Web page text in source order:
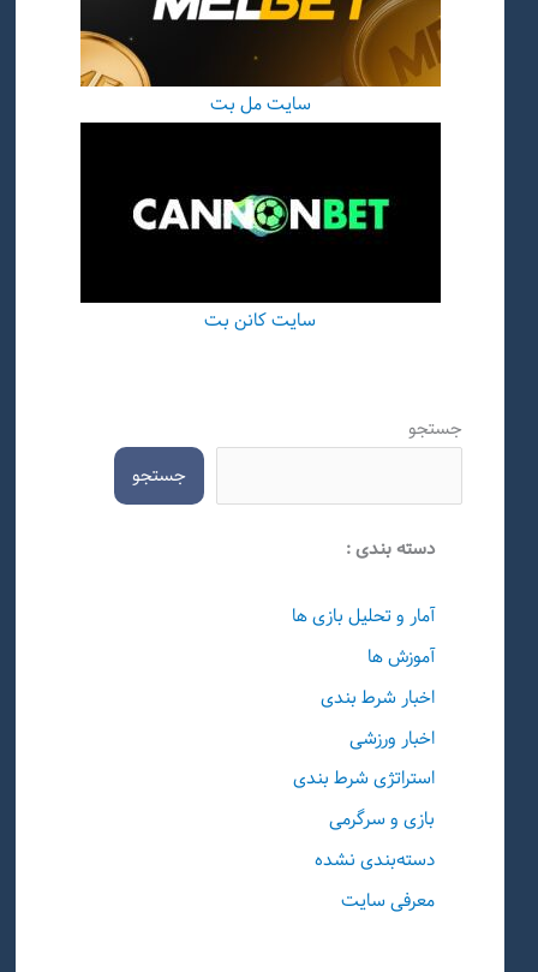
سایت مل بت
سایت کانن بت
جستجو
جستجو
دسته بندی :
آمار و تحلیل بازی ها
آموزش ها
اخبار شرط بندی
اخبار ورزشی
استراتژی شرط بندی
بازی و سرگرمی
دسته‌بندی نشده
معرفی سایت